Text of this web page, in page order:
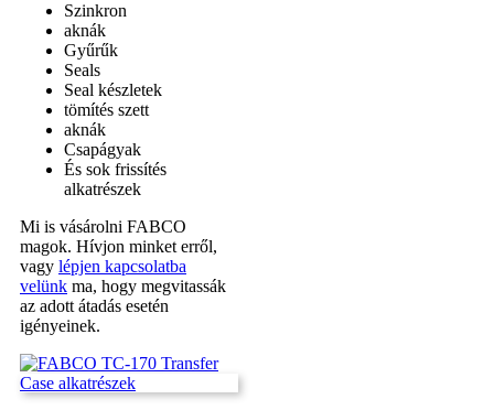
Szinkron
aknák
Gyűrűk
Seals
Seal készletek
tömítés szett
aknák
Csapágyak
És sok frissítés
alkatrészek
Mi is vásárolni FABCO
magok. Hívjon minket erről,
vagy lépjen kapcsolatba
velünk ma, hogy megvitassák
az adott átadás esetén
igényeinek.